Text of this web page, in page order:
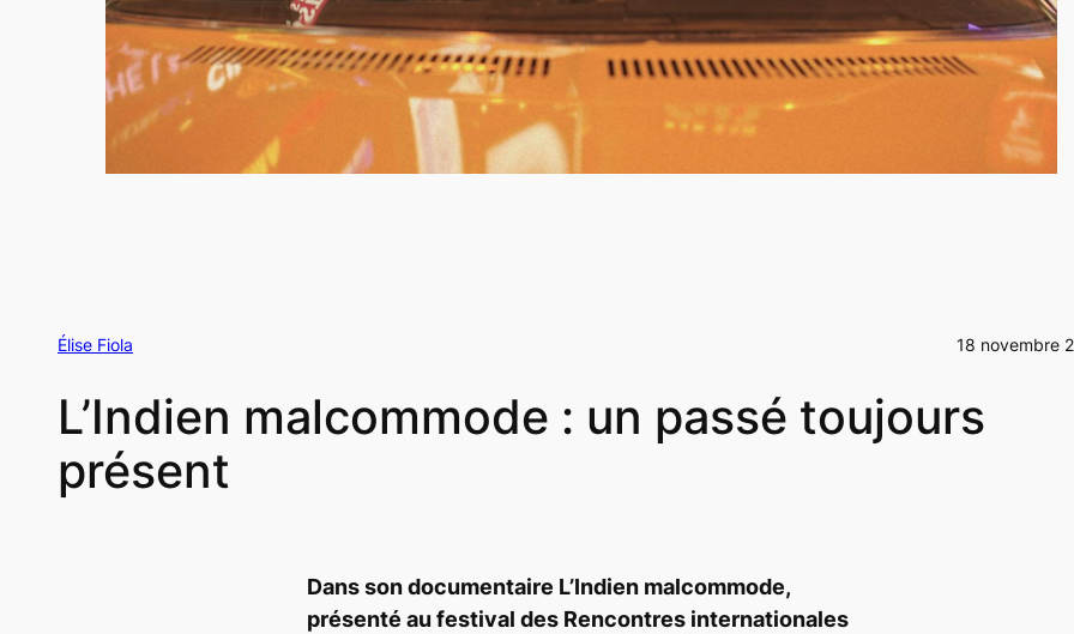
Élise Fiola 18 novembre
L’Indien malcommode : un passé toujours
présent
Dans son documentaire L’Indien malcommode,
présenté au festival des Rencontres internationales